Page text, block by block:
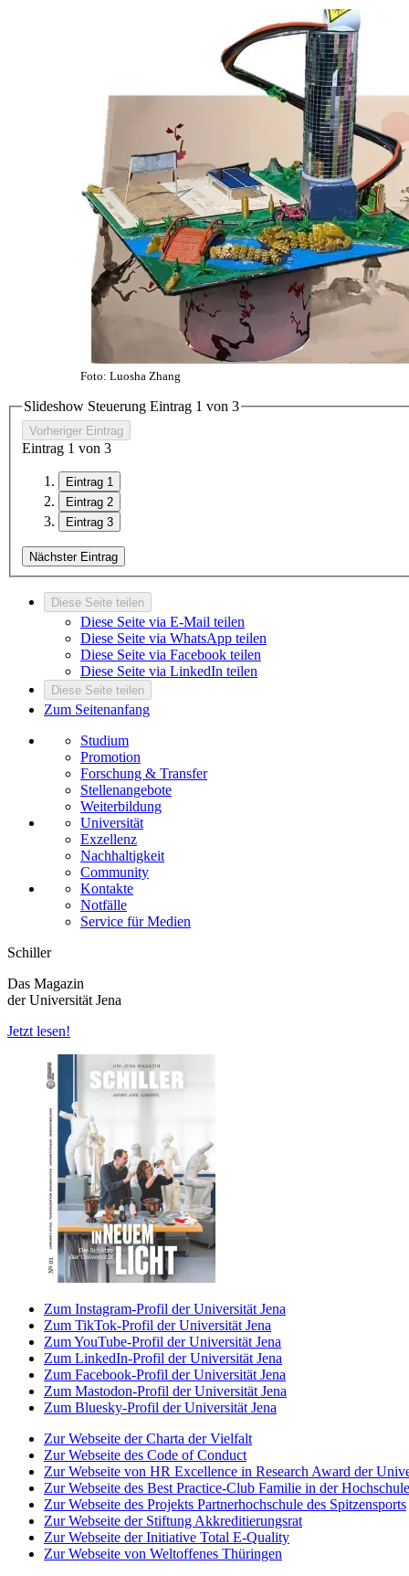
Foto: Luosha Zhang
Slideshow Steuerung Eintrag 1 von 3
Vorheriger Eintrag
Eintrag 1 von 3
Eintrag 1
Eintrag 2
Eintrag 3
Nächster Eintrag
Diese Seite teilen
Diese Seite via E-Mail teilen
Diese Seite via WhatsApp teilen
Diese Seite via Facebook teilen
Diese Seite via LinkedIn teilen
Diese Seite teilen
Zum Seitenanfang
Studium
Promotion
Forschung & Transfer
Stellenangebote
Weiterbildung
Universität
Exzellenz
Nachhaltigkeit
Community
Kontakte
Notfälle
Service für Medien
Schiller
Das Magazin
der Universität Jena
Jetzt lesen!
Zum Instagram-Profil der Universität Jena
Zum TikTok-Profil der Universität Jena
Zum YouTube-Profil der Universität Jena
Zum LinkedIn-Profil der Universität Jena
Zum Facebook-Profil der Universität Jena
Zum Mastodon-Profil der Universität Jena
Zum Bluesky-Profil der Universität Jena
Zur Webseite der Charta der Vielfalt
Zur Webseite des Code of Conduct
Zur Webseite von HR Excellence in Research Award der
Zur Webseite des Best Practice-Club Familie in der Hochschule
Zur Webseite des Projekts Partnerhochschule des Spitzensports
Zur Webseite der Stiftung Akkreditierungsrat
Zur Webseite der Initiative Total E-Quality
Zur Webseite von Weltoffenes Thüringen